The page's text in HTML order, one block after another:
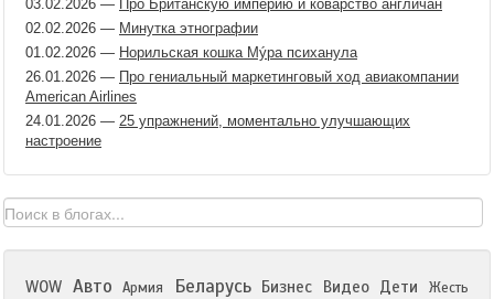
03.02.2026 — Про Британскую империю и коварство англичан
02.02.2026 — Минутка этнографии
01.02.2026 — Норильская кошка Мýра психанула
26.01.2026 — Про гениальный маркетинговый ход авиакомпании
American Airlines
24.01.2026 — 25 упражнений, моментально улучшающих
настроение
WOW Авто Армия Беларусь Бизнес Видео Дети
Жесть